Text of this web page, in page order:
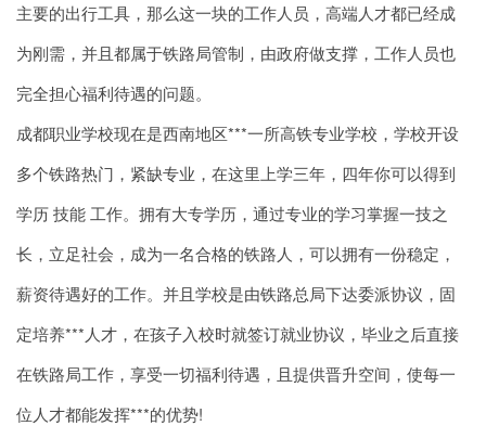
主要的出行工具，那么这一块的工作人员，高端人才都已经成
为刚需，并且都属于铁路局管制，由政府做支撑，工作人员也
完全担心福利待遇的问题。
成都职业学校现在是西南地区***一所高铁专业学校，学校开设
多个铁路热门，紧缺专业，在这里上学三年，四年你可以得到
学历 技能 工作。拥有大专学历，通过专业的学习掌握一技之
长，立足社会，成为一名合格的铁路人，可以拥有一份稳定，
薪资待遇好的工作。并且学校是由铁路总局下达委派协议，固
定培养***人才，在孩子入校时就签订就业协议，毕业之后直接
在铁路局工作，享受一切福利待遇，且提供晋升空间，使每一
位人才都能发挥***的优势!